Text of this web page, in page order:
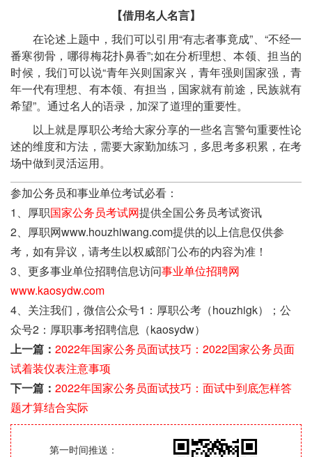
【借用名人名言】
在论述上题中，我们可以引用“有志者事竟成”、“不经一
番寒彻骨，哪得梅花扑鼻香”;如在分析理想、本领、担当的
时候，我们可以说“青年兴则国家兴，青年强则国家强，青
年一代有理想、有本领、有担当，国家就有前途，民族就有
希望”。通过名人的语录，加深了道理的重要性。
以上就是厚职公考给大家分享的一些名言警句重要性论
述的维度和方法，需要大家勤加练习，多思考多积累，在考
场中做到灵活运用。
参加公务员和事业单位考试必看：
1、厚职国家公务员考试网提供全国公务员考试资讯
2、厚职网www.houzhiwang.com提供的以上信息仅供参
考，如有异议，请考生以权威部门公布的内容为准！
3、更多事业单位招聘信息访问事业单位招聘网
www.kaosydw.com
4、关注我们，微信公众号1：厚职公考（houzhigk）；公
众号2：厚职事考招聘信息（kaosydw）
上一篇： 2022年国家公务员面试技巧：2022国家公务员面
试着装仪表注意事项
下一篇： 2022年国家公务员面试技巧：面试中到底怎样答
题才算结合实际
第一时间推送：